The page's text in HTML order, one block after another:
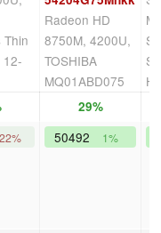
Thin
12-
Radeon HD
8750M, 4200U,
TOSHIBA
MQ01ABD075
29%
50492 1%